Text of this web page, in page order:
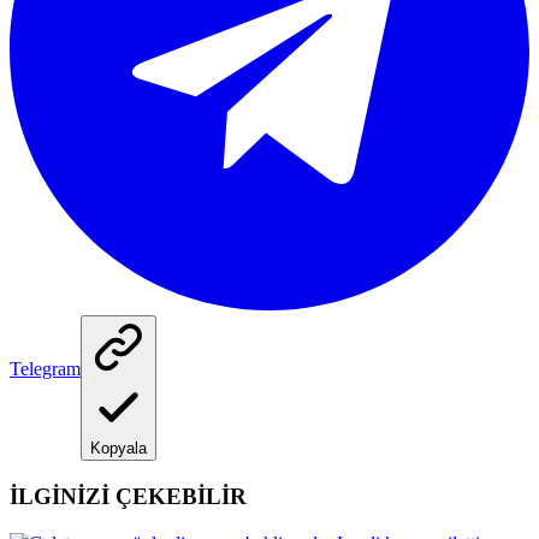
Telegram
Kopyala
İLGİNİZİ ÇEKEBİLİR